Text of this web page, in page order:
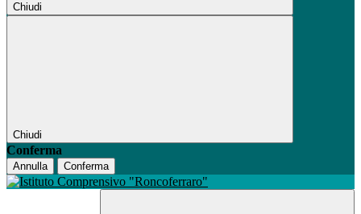
Chiudi
Chiudi
Conferma
Annulla Conferma